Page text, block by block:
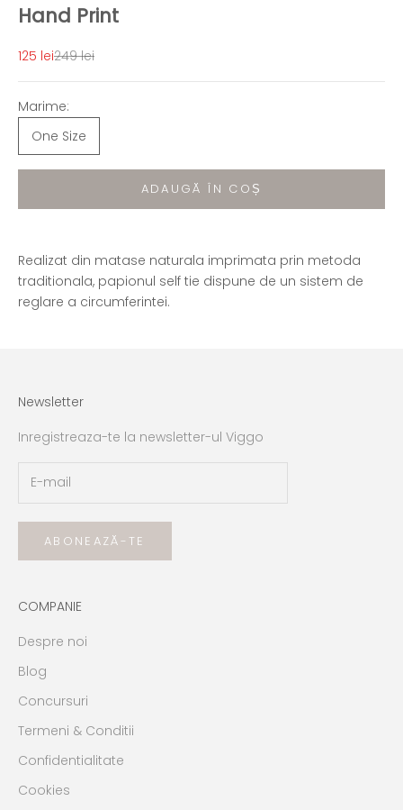
Hand Print
Preț redus
125 leiPreț normal
249 lei
Marime:
One Size
ADAUGĂ ÎN COȘ
Realizat din matase naturala imprimata prin metoda
traditionala, papionul self tie dispune de un sistem de
reglare a circumferintei.
Newsletter
Inregistreaza-te la newsletter-ul Viggo
ABONEAZĂ-TE
COMPANIE
Despre noi
Blog
Concursuri
Termeni & Conditii
Confidentialitate
Cookies